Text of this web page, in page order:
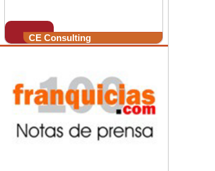
CE Consulting